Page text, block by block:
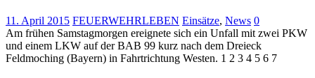
11. April 2015 FEUERWEHRLEBEN Einsätze, News 0
Am frühen Samstagmorgen ereignete sich ein Unfall mit zwei PKW
und einem LKW auf der BAB 99 kurz nach dem Dreieck
Feldmoching (Bayern) in Fahrtrichtung Westen. 1 2 3 4 5 6 7